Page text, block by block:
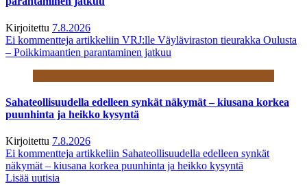
Kirjoitettu 7.8.2026
Ei kommentteja artikkeliin VRJ:lle Väyläviraston tieurakka Oulusta
– Poikkimaantien parantaminen jatkuu
Sahateollisuudella edelleen synkät näkymät – kiusana korkea
puunhinta ja heikko kysyntä
Kirjoitettu 7.8.2026
Ei kommentteja artikkeliin Sahateollisuudella edelleen synkät
näkymät – kiusana korkea puunhinta ja heikko kysyntä
Lisää uutisia